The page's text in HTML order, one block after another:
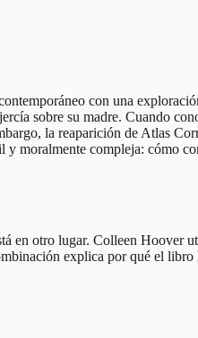
con una
sobre su madre. Cuando
la reaparición de Atlas
moralmente compleja: cómo
en otro lugar. Colleen Hoover
explica por qué el